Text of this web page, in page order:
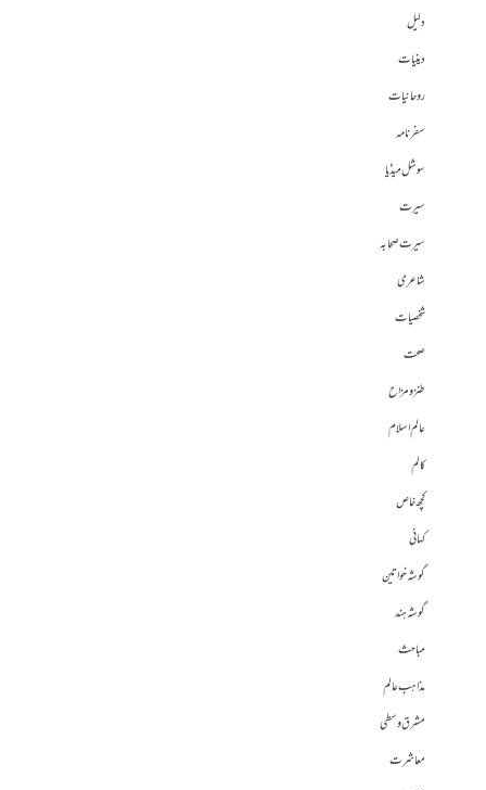
دلیل
دینیات
روحانیات
سفرنامہ
سوشل میڈیا
سیرت
سیرت صحابہ
شاعری
شخصیات
صحت
طنز و مزاح
عالم اسلام
کالم
کچھ خاص
کہانی
گوشہ خواتین
گوشہ ہند
مباحث
مذاہب عالم
مشرق وسطی
معاشرت